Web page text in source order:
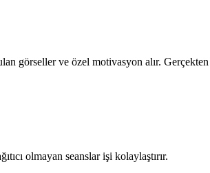
görseller ve özel motivasyon alır.
olmayan seanslar işi kolaylaştırır.